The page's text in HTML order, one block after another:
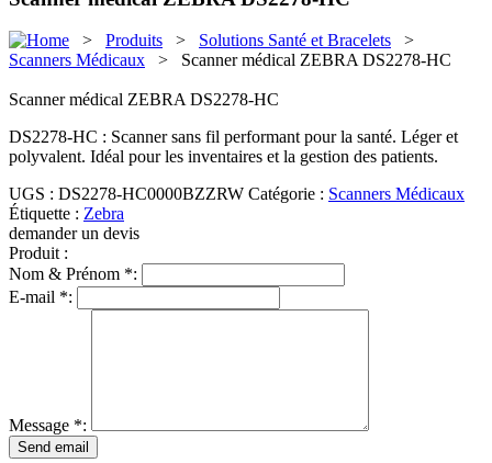
> Produits > Solutions Santé et Bracelets >
Scanners Médicaux > Scanner médical ZEBRA DS2278-HC
Scanner médical ZEBRA DS2278-HC
DS2278-HC : Scanner sans fil performant pour la santé. Léger et
polyvalent. Idéal pour les inventaires et la gestion des patients.
UGS : DS2278-HC0000BZZRW Catégorie : Scanners Médicaux
Étiquette : Zebra
demander un devis
Produit :
Nom & Prénom *:
E-mail *:
Message *: